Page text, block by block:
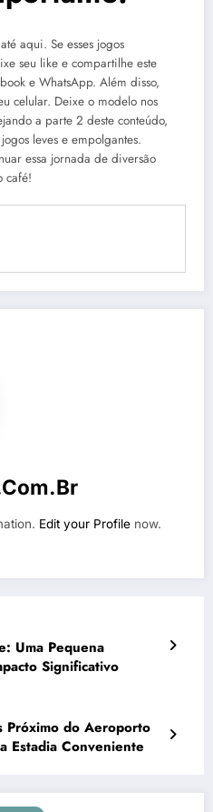
aqui. Se esses jogos
seu like e compartilhe este
e WhatsApp. Além disso,
celular. Deixe o modelo nos
a parte 2 deste conteúdo,
leves e empolgantes.
essa jornada de diversão
café!
Edit your Profile now.
Uma Pequena
Significativo
Próximo do Aeroporto
Estadia Conveniente